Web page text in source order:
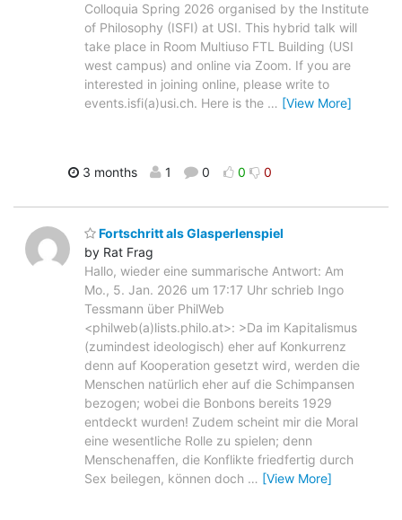
Colloquia Spring 2026 organised by the Institute
of Philosophy (ISFI) at USI. This hybrid talk will
take place in Room Multiuso FTL Building (USI
west campus) and online via Zoom. If you are
interested in joining online, please write to
events.isfi(a)usi.ch. Here is the … [View More]
3 months 1 0 0 0
Fortschritt als Glasperlenspiel
by Rat Frag
Hallo, wieder eine summarische Antwort: Am
Mo., 5. Jan. 2026 um 17:17 Uhr schrieb Ingo
Tessmann über PhilWeb
<philweb(a)lists.philo.at>: >Da im Kapitalismus
(zumindest ideologisch) eher auf Konkurrenz
denn auf Kooperation gesetzt wird, werden die
Menschen natürlich eher auf die Schimpansen
bezogen; wobei die Bonbons bereits 1929
entdeckt wurden! Zudem scheint mir die Moral
eine wesentliche Rolle zu spielen; denn
Menschenaffen, die Konflikte friedfertig durch
Sex beilegen, können doch … [View More]